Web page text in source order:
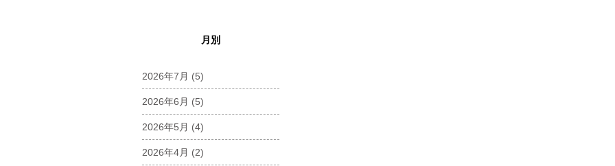
月別
2026年7月 (5)
2026年6月 (5)
2026年5月 (4)
2026年4月 (2)